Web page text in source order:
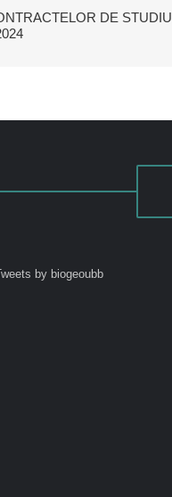
DE STUDIU
by biogeoubb